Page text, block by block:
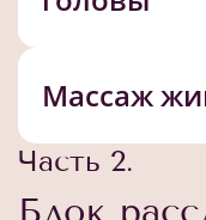
Массаж
Часть 2.
Блок